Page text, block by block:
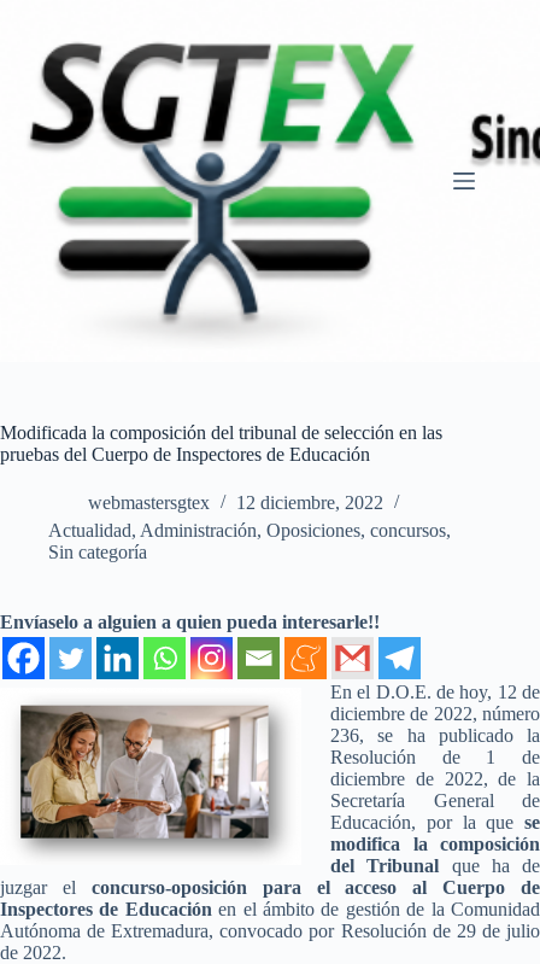
contenido
Modificada la composición del tribunal de selección en las
pruebas del Cuerpo de Inspectores de Educación
webmastersgtex
12 diciembre, 2022
Actualidad, Administración, Oposiciones, concursos,
Sin categoría
Envíaselo a alguien a quien pueda interesarle!!
En el D.O.E. de hoy, 12 de
diciembre de 2022, número
236, se ha publicado la
Resolución de 1 de
diciembre de 2022, de la
Secretaría General de
Educación, por la que se
modifica la composición
del Tribunal que ha de
juzgar el concurso-oposición para el acceso al Cuerpo de
Inspectores de Educación en el ámbito de gestión de la Comunidad
Autónoma de Extremadura, convocado por Resolución de 29 de julio
de 2022.